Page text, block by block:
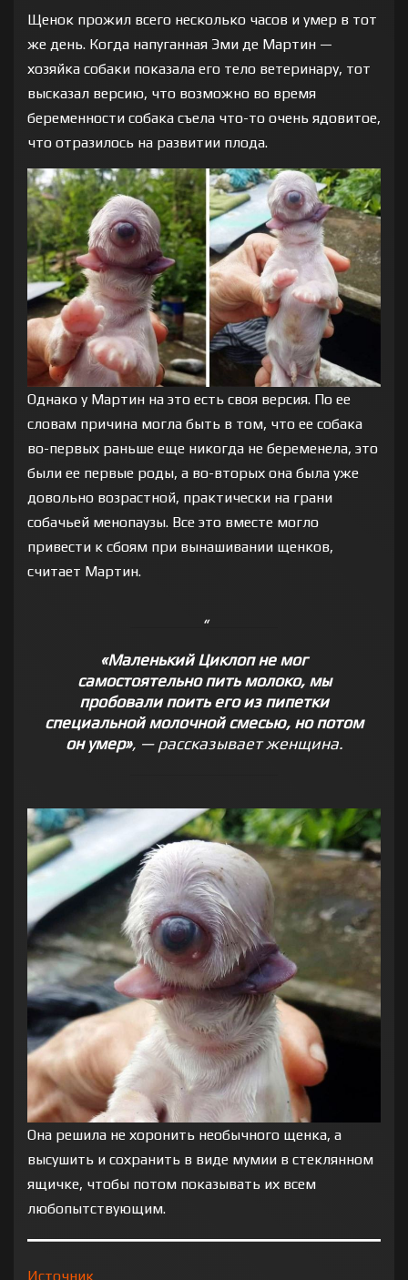
Щенок прожил всего несколько часов и умер в тот
же день. Когда напуганная Эми де Мартин —
хозяйка собаки показала его тело ветеринару, тот
высказал версию, что возможно во время
беременности собака съела что-то очень ядовитое,
что отразилось на развитии плода.
Однако у Мартин на это есть своя версия. По ее
словам причина могла быть в том, что ее собака
во-первых раньше еще никогда не беременела, это
были ее первые роды, а во-вторых она была уже
довольно возрастной, практически на грани
собачьей менопаузы. Все это вместе могло
привести к сбоям при вынашивании щенков,
считает Мартин.
«Маленький Циклоп не мог
самостоятельно пить молоко, мы
пробовали поить его из пипетки
специальной молочной смесью, но потом
он умер», — рассказывает женщина.
Она решила не хоронить необычного щенка, а
высушить и сохранить в виде мумии в стеклянном
ящичке, чтобы потом показывать их всем
любопытствующим.
Источник